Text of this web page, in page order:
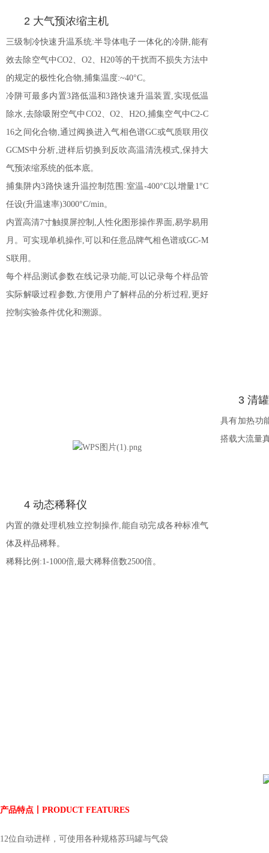
2 大气预浓缩主机
三级制冷快速升温系统:半导体电子一体化的冷阱,能有
效去除空气中CO2、O2、 H20等的干扰而不损失方法中
的规定的极性化合物,捕集温度:~40°C。
冷阱可最多内置3路低温和3路快速升温装置,实现低温
除水,去除吸附空气中 CO2、O2、H2O,捕集空气中C2-C
16之间化合物,通过阀换进入气相色谱GC或气质联用仪
GCMS中分析,进样后切换到反吹高温清洗模式,保持大
气预浓缩系统的低本底。
捕集阱内3路快速升温控制范围:室温-400°C以增量1°C
任设(升温速率)3000°C/min。
内置高清7寸触摸屏控制,人性化图形操作界面,易学易用
月。可实现单机操作,可以和任意品牌气相色谱或GC-M
S联用。
每个样品测试参数在线记录功能,可以记录每个样品管
实际解吸过程参数,方便用户了解样品的分析过程,更好
控制实验条件优化和溯源。
3 清
具有加热功
搭载大流量
4 动态稀释仪
内置的微处理机独立控制操作,能自动完成各种标准气
体及样品稀释。
稀释比例 :1-1000倍,最大稀释倍数2500倍。
产品特点丨PRODUCT FEATURES
12位自动进样，可使用各种规格苏玛罐与气袋